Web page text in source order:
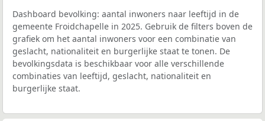
Dashboard bevolking: aantal inwoners naar leeftijd in de
gemeente Froidchapelle in 2025. Gebruik de filters boven de
grafiek om het aantal inwoners voor een combinatie van
geslacht, nationaliteit en burgerlijke staat te tonen. De
bevolkingsdata is beschikbaar voor alle verschillende
combinaties van leeftijd, geslacht, nationaliteit en
burgerlijke staat.